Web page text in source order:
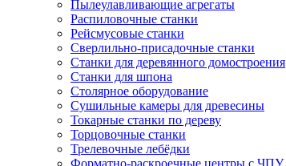
Пылеулавливающие агрегаты
Распиловочные станки
Рейсмусовые станки
Сверлильно-присадочные станки
Станки для деревянного домостроения
Станки для шпона
Столярное оборудование
Сушильные камеры для древесины
Токарные станки по дереву
Торцовочные станки
Трелевочные лебёдки
Форматно-раскроечные центры с ЧПУ